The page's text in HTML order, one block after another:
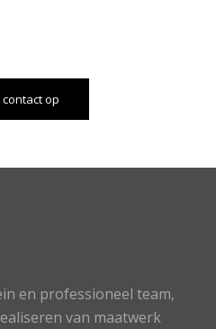
op
en professioneel team,
van maatwerk